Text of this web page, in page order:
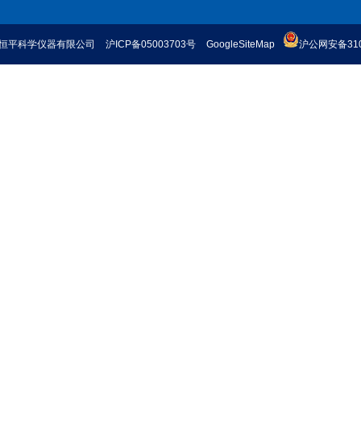
平科学仪器有限公司 沪ICP备05003703号 GoogleSiteMap 沪公网安备